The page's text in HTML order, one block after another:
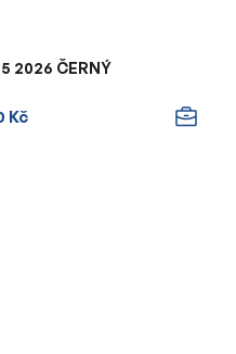
2026 ČERNÝ
Kč